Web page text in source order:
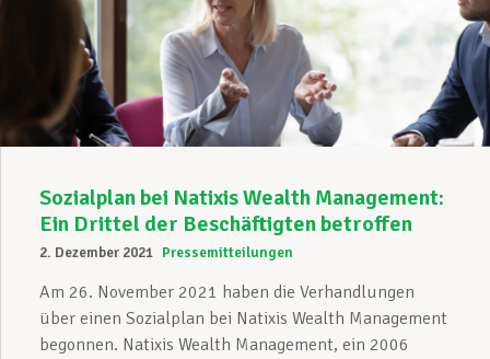
Sozialplan bei Natixis Wealth Management:
Ein Drittel der Beschäftigten betroffen
2. Dezember 2021 Pressemitteilungen
Am 26. November 2021 haben die Verhandlungen
über einen Sozialplan bei Natixis Wealth Management
begonnen. Natixis Wealth Management, ein 2006